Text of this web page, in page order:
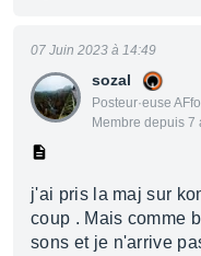
sozal
Posteur·euse
Membre depuis 7
07 Juin 2023 à 14:49
j'ai pris la maj sur
coup . Mais comme
sons et je n'arrive